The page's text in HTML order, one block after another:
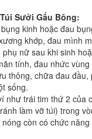
Sưởi Gấu Bông:
kinh hoặc đau
khớp, đau mình
nữ sau khi sinh
tính, đau nhức
thông, chữa đau
sống.
như trái tim thứ 2 của
làm vỡ túi) trong
còn có chức